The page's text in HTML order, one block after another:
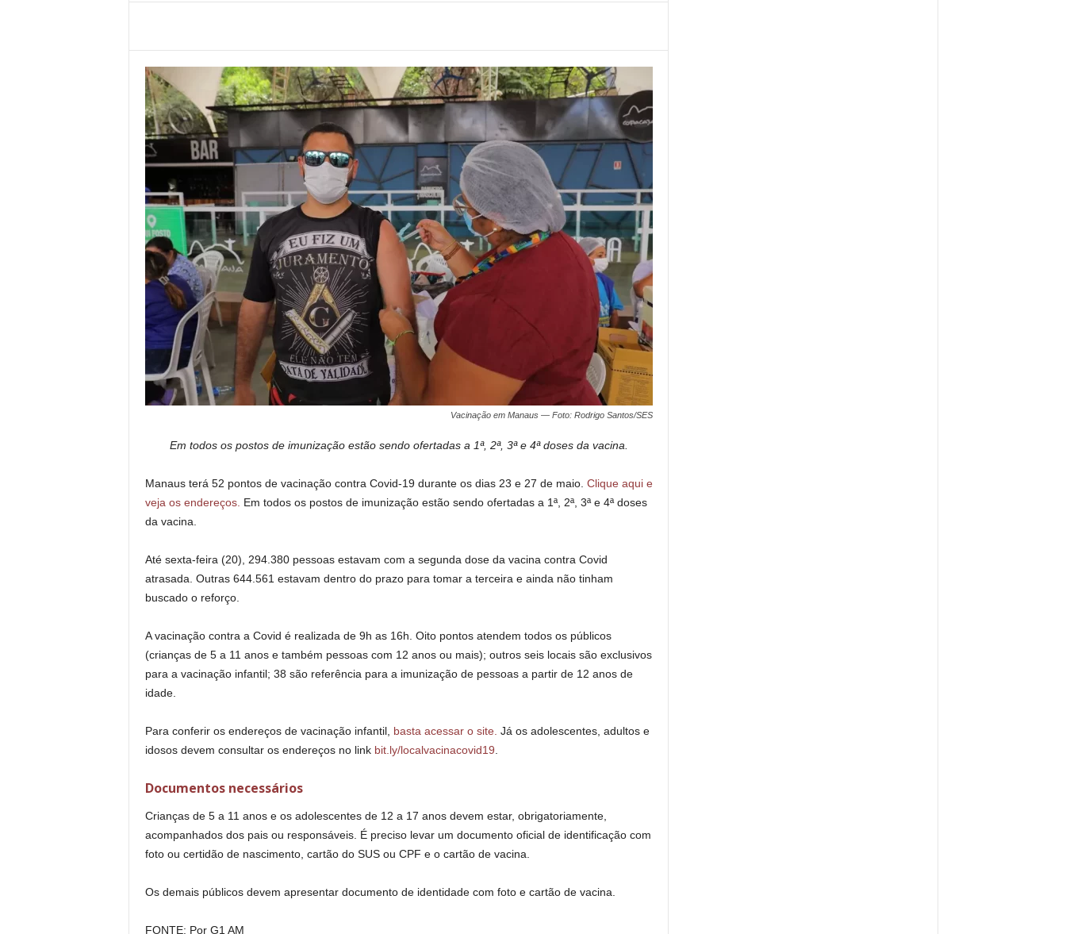
Vacinação em Manaus — Foto: Rodrigo Santos/SES
Em todos os postos de imunização estão sendo ofertadas a 1ª, 2ª, 3ª e 4ª doses da vacina.
Manaus terá 52 pontos de vacinação contra Covid-19 durante os dias 23 e 27 de maio. Clique aqui e
veja os endereços. Em todos os postos de imunização estão sendo ofertadas a 1ª, 2ª, 3ª e 4ª doses
da vacina.
Até sexta-feira (20), 294.380 pessoas estavam com a segunda dose da vacina contra Covid
atrasada. Outras 644.561 estavam dentro do prazo para tomar a terceira e ainda não tinham
buscado o reforço.
A vacinação contra a Covid é realizada de 9h as 16h. Oito pontos atendem todos os públicos
(crianças de 5 a 11 anos e também pessoas com 12 anos ou mais); outros seis locais são exclusivos
para a vacinação infantil; 38 são referência para a imunização de pessoas a partir de 12 anos de
idade.
Para conferir os endereços de vacinação infantil, basta acessar o site. Já os adolescentes, adultos e
idosos devem consultar os endereços no link bit.ly/localvacinacovid19
Documentos necessários
Crianças de 5 a 11 anos e os adolescentes de 12 a 17 anos devem estar, obrigatoriamente,
acompanhados dos pais ou responsáveis. É preciso levar um documento oficial de identificação com
foto ou certidão de nascimento, cartão do SUS ou CPF e o cartão de vacina.
Os demais públicos devem apresentar documento de identidade com foto e cartão de vacina.
FONTE: Por G1 AM